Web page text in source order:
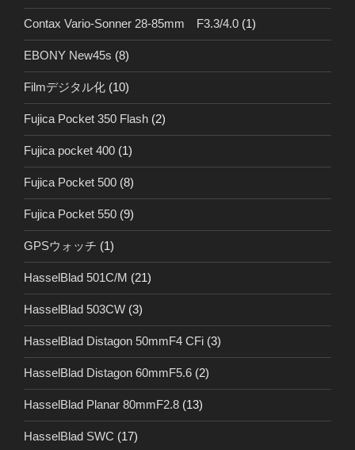
Contax Vario-Sonner 28-85mm F3.3/4.0 (1)
EBONY New45s (8)
Filmデジタル化 (10)
Fujica Pocket 350 Flash (2)
Fujica pocket 400 (1)
Fujica Pocket 500 (8)
Fujica Pocket 550 (9)
GPSウォッチ (1)
HasselBlad 501C/M (21)
HasselBlad 503CW (3)
HasselBlad Distagon 50mmF4 CFi (3)
HasselBlad Distagon 60mmF5.6 (2)
HasselBlad Planar 80mmF2.8 (13)
HasselBlad SWC (17)